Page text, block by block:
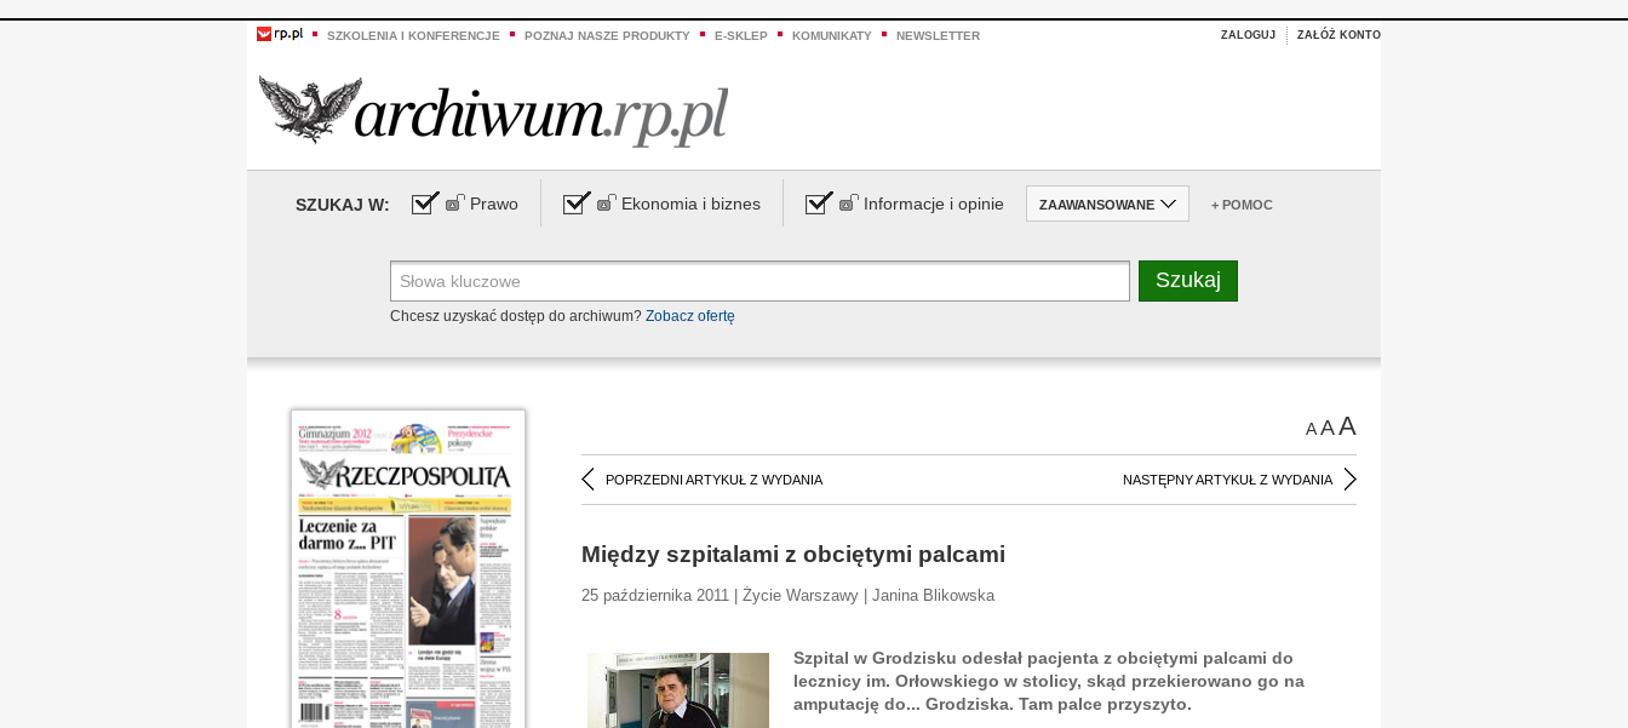
SZKOLENIA I KONFERENCJE POZNAJ NASZE PRODUKTY E-SKLEP KOMUNIKATY NEWSLETTER ZALOGUJ ZAŁÓŻ KONTO
SZUKAJ W: Prawo Ekonomia i biznes Informacje i opinie ZAAWANSOWANE + POMOC
Chcesz uzyskać dostęp do archiwum? Zobacz ofertę
AAA
POPRZEDNI ARTYKUŁ Z WYDANIA NASTĘPNY ARTYKUŁ Z WYDANIA
Między szpitalami z obciętymi palcami
25 października 2011 | Życie Warszawy | Janina Blikowska
Szpital w Grodzisku odesłał pacjenta z obciętymi palcami do
lecznicy im. Orłowskiego w stolicy, skąd przekierowano go na
amputację do... Grodziska. Tam palce przyszyto.